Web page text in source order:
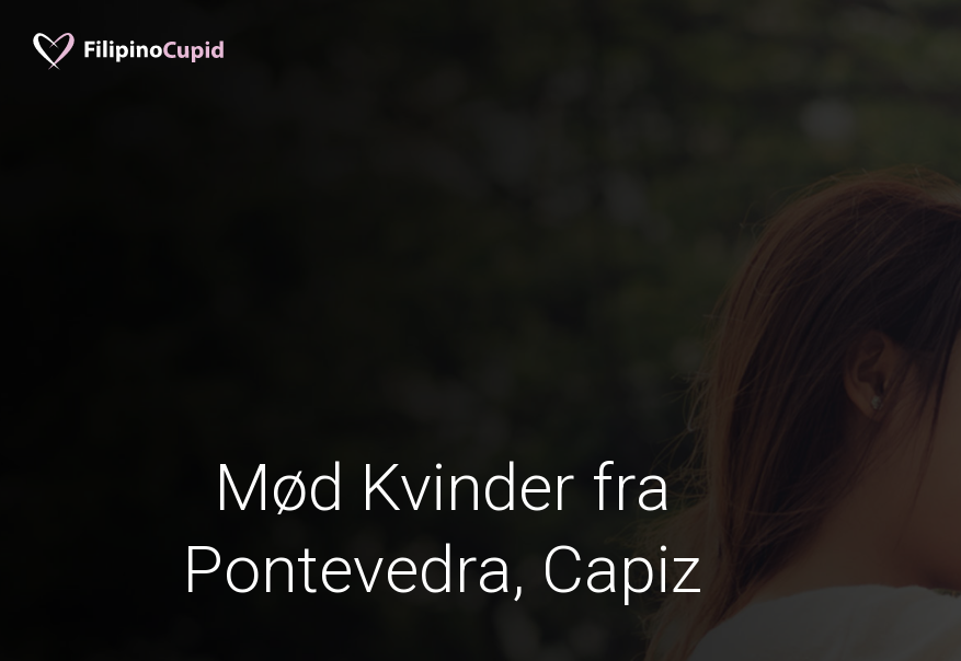
Mød Kvinder fra
Pontevedra, Capiz